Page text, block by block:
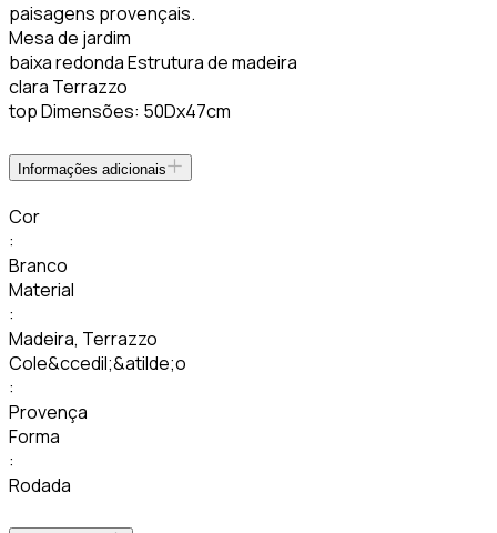
paisagens provençais.
Mesa de jardim
baixa redonda Estrutura de madeira
clara Terrazzo
top Dimensões: 50Dx47cm
Informações adicionais
Cor
:
Branco
Material
:
Madeira, Terrazzo
Cole&ccedil;&atilde;o
:
Provença
Forma
:
Rodada